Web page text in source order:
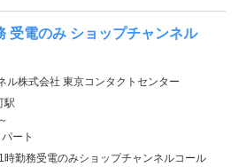
受電のみ ショップチャンネル
ル株式会社 東京コンタクトセンター
駅
ート
時勤務受電のみショップチャンネルコール